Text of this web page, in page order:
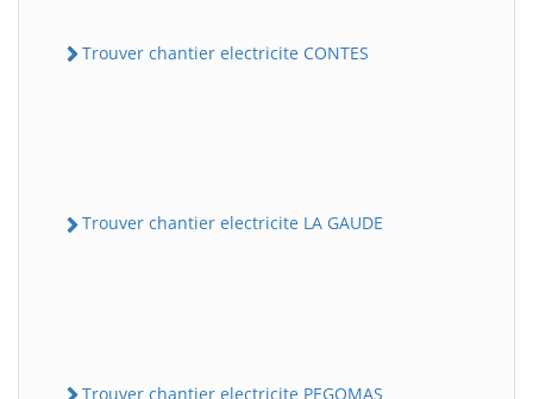
Trouver chantier electricite CONTES
Trouver chantier electricite LA GAUDE
Trouver chantier electricite PEGOMAS